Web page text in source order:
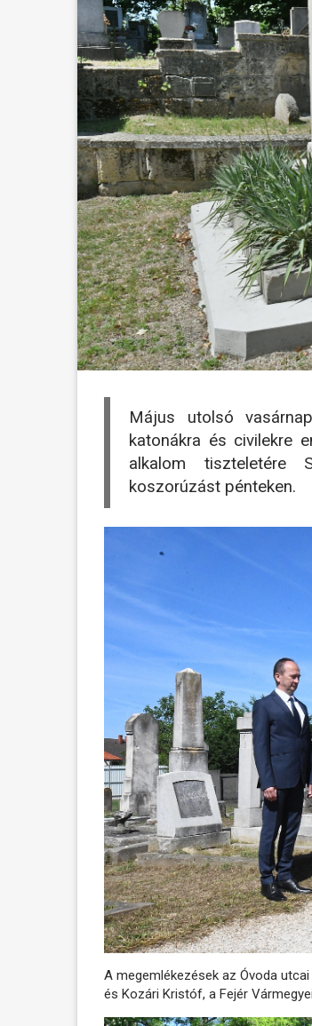
Május utolsó
katonákra és civilekre
alkalom tiszteletére
koszorúzást pénteken.
A megemlékezések az Óvoda
és Kozári Kristóf, a Fejér